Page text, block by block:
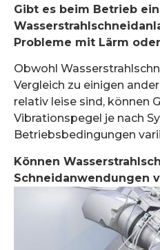
Gibt es beim Betrieb
Probleme mit Lärm
Obwohl
Vergleich zu einigen
relativ leise sind, können
Vibrationspegel je nach
Betriebsbedingungen
Können
Schneidanwendungen